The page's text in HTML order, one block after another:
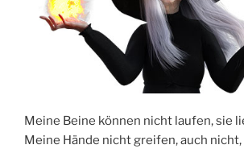
Meine Beine können nicht laufen, sie
Meine Hände nicht greifen, auch